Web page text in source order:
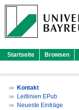
Startseite Browsen
Kontakt
Leitlinien EPub
Neueste Einträge